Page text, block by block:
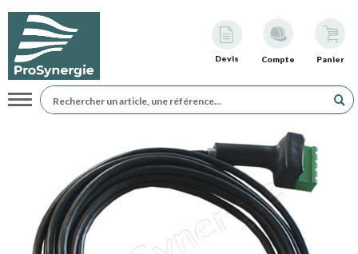
Devis Compte Panier
Navigation